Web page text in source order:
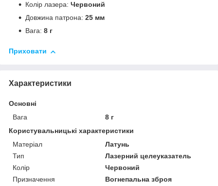
Колір лазера: Червоний
Довжина патрона: 25 мм
Вага: 8 г
Приховати
Характеристики
Основні
Вага
8 г
Користувальницькі характеристики
Матеріал
Латунь
Тип
Лазерний целеуказатель
Колір
Червоний
Призначення
Вогнепальна зброя